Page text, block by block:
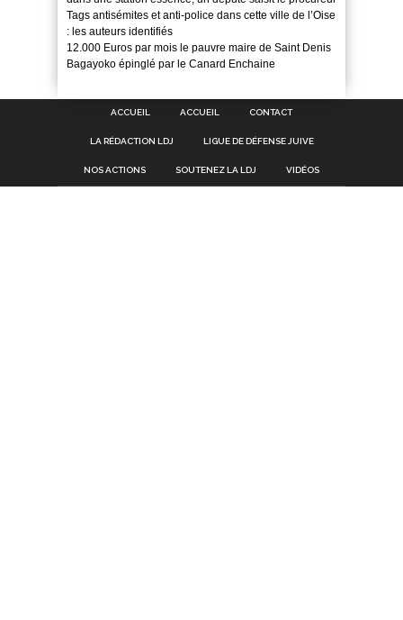
Tags antisémites et anti-police dans cette ville de l’Oise
: les auteurs identifiés
12.000 Euros par mois le pauvre maire de Saint Denis
Bagayoko épinglé par le Canard Enchaine
ACCUEIL ACCUEIL CONTACT
LA RÉDACTION LDJ LIGUE DE DÉFENSE JUIVE
NOS ACTIONS SOUTENEZ LA LDJ VIDÉOS